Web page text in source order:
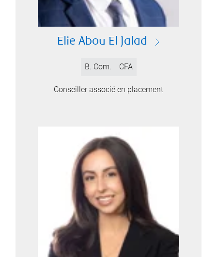
Elie Abou El Jalad
B. Com. CFA
Conseiller associé en placement